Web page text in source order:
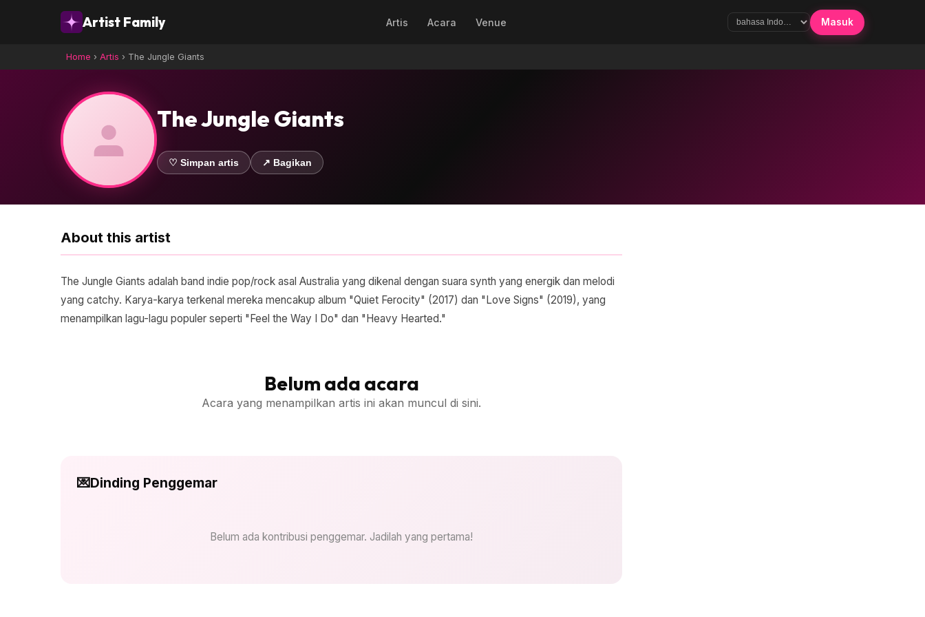
Artist Family Artis Acara Venue Masuk
Home › Artis › The Jungle Giants
The Jungle Giants
♡ Simpan artis ↗ Bagikan
About this artist
The Jungle Giants adalah band indie pop/rock asal Australia yang dikenal dengan suara synth yang energik dan melodi
yang catchy. Karya-karya terkenal mereka mencakup album "Quiet Ferocity" (2017) dan "Love Signs" (2019), yang
menampilkan lagu-lagu populer seperti "Feel the Way I Do" dan "Heavy Hearted."
Belum ada acara
Acara yang menampilkan artis ini akan muncul di sini.
💌Dinding Penggemar
Belum ada kontribusi penggemar. Jadilah yang pertama!